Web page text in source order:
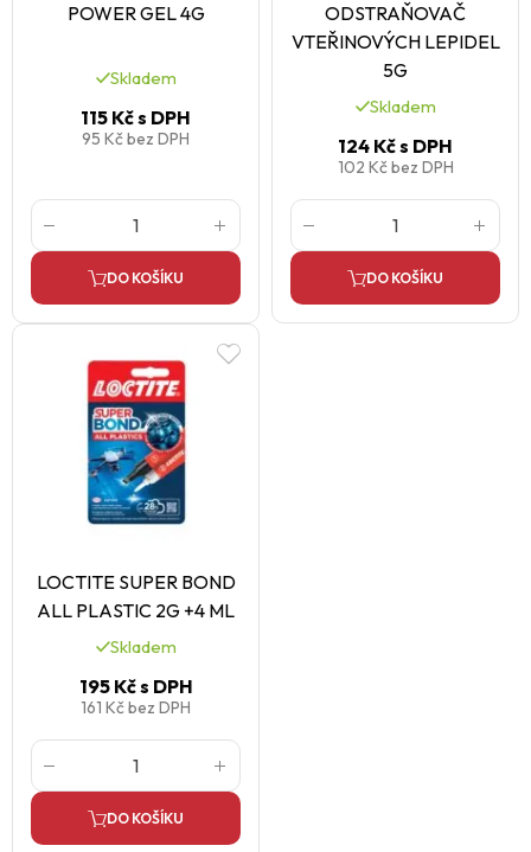
POWER GEL 4G
Skladem
115 Kčs DPH
95 Kčbez DPH
DO KOŠÍKU
ODSTRAŇOVAČ
VTEŘINOVÝCH LEPIDEL
5G
Skladem
124 Kčs DPH
102 Kčbez DPH
DO KOŠÍKU
LOCTITE SUPER BOND
ALL PLASTIC 2G +4 ML
Skladem
195 Kčs DPH
161 Kčbez DPH
DO KOŠÍKU